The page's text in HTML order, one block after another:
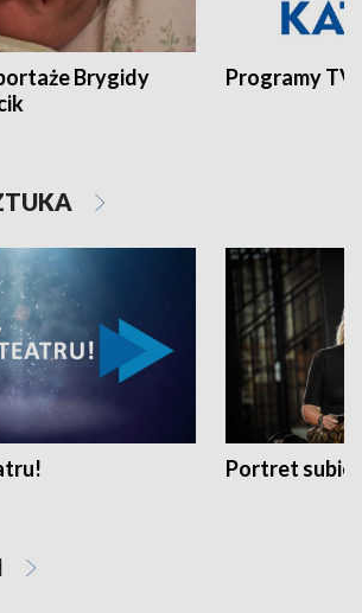
Brygidy
Programy
Portret